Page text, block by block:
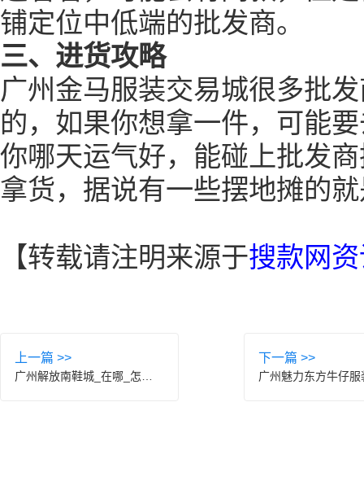
铺定位中低端的批发商。
三、进货攻略
广州金马服装交易城很多批
的，如果你想拿一件，可能
你哪天运气好，能碰上批发
拿货，据说有一些摆地摊的
【转载请注明来源于搜款网
上一篇 >> 下一篇 >>